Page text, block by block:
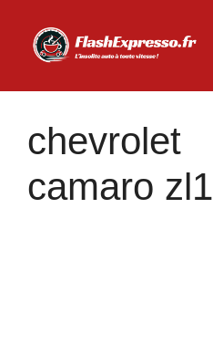
contenu
chevrolet
camaro zl1